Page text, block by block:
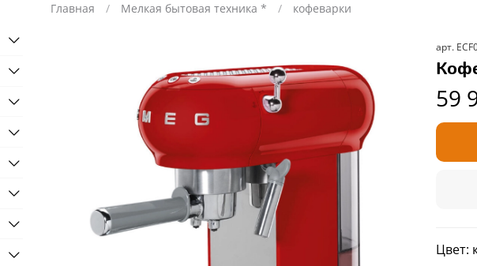
Главная Мелкая бытовая техника * кофеварки
арт.
59
Цвет: